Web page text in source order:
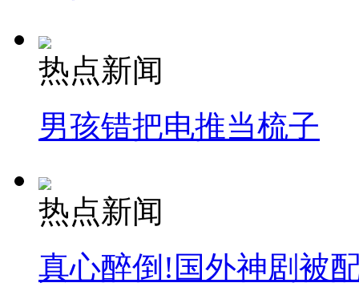
热点新闻
男孩错把电推当梳子
热点新闻
真心醉倒!国外神剧被